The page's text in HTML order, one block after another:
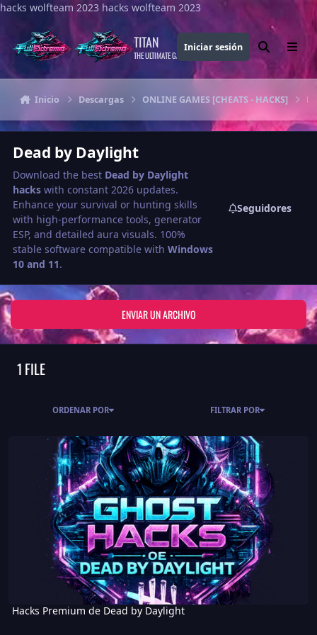
hacks wolfteam 2023 Saltar al contenido
hacks wolfteam 2023
TITAN
THE ULTIMATE GAMING THEME
Iniciar sesión BuscarMenu
Inicio Descargas ONLINE GAMES [CHEATS - HACKS]
Dead by Daylight
Download the best Dead by Daylight
hacks with constant 2026 updates.
Enhance your survival or hunting skills
with high-performance tools, generator
ESP, and detailed aura visuals. 100%
stable software compatible withWindows
10 and 11.
Seguidores
ENVIAR UN ARCHIVO
1 FILE
ORDENAR POR FILTRAR POR
Hacks Premium de Dead by Daylight
Hacks Premium de Dead by Daylight